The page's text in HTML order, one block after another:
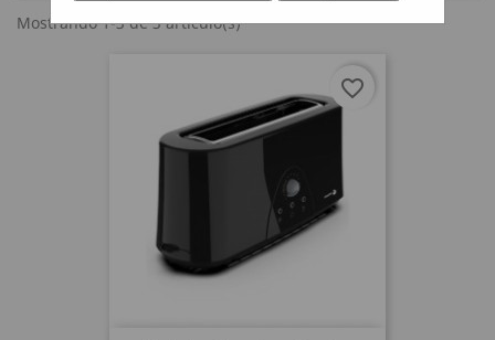
Mostrando 1-3 de 3 artículo(s)
favorite_border